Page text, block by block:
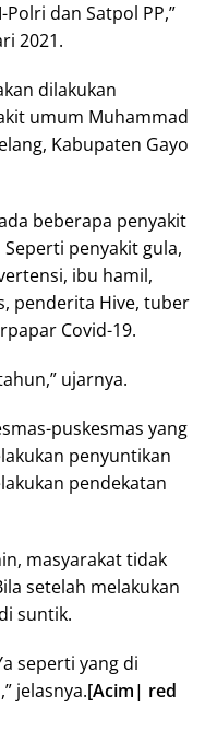
dan Satpol PP,”
2021.
dilakukan
umum Muhammad
Kabupaten Gayo
beberapa penyakit
penyakit gula,
ibu hamil,
penderita Hive, tuber
Covid-19.
ujarnya.
puskesmas yang
penyuntikan
pendekatan
masyarakat tidak
setelah melakukan
suntik.
seperti yang di
jelasnya.[Acim| red